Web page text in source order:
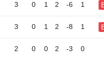
3 0 1 2 -6 1
3 0 1 2 -8 1
2 0 0 2 -3 0